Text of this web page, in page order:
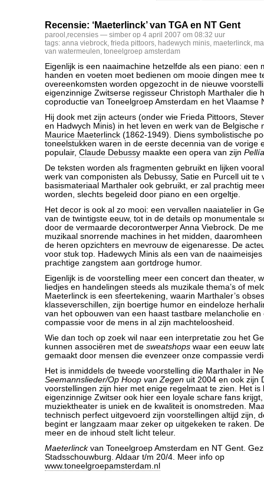
Recensie: ‘Maeterlinck’ van TGA en NT Gent
parool ,recensies — simber op 4 april 2007 om 08:32 uur
tags: anna viebrock, frieda pittoors, hadewych minis, maeterlinck,
van watermeulen, toneelgroep amsterdam
Eigenlijk is een naaimachine hetzelfde als een piano: een
handen en voeten moet bedienen om mooie dingen mee
overeenkomsten worden opgezocht in de nieuwe
eigenzinnige Zwitserse regisseur Christoph Marthaler die
coproductie van Toneelgroep Amsterdam en het Vlaamse
Hij dook met zijn acteurs (onder wie Frieda Pittoors,
en Hadwych Minis) in het leven en werk van de Belgische
Maurice Maeterlinck (1862-1949). Diens symbolistische
toneelstukken waren in de eerste decennia van de vorige
populair, Claude Debussy maakte een opera van zijn
De teksten worden als fragmenten gebruikt en lijken
werk van componisten als Debussy, Satie en Purcell uit te
basismateriaal Marthaler ook gebruikt, er zal prachtig
worden, slechts begeleid door piano en een orgeltje.
Het decor is ook al zo mooi: een vervallen naaiatelier in
van de twintigste eeuw, tot in de details op monumentale
door de vermaarde decorontwerper Anna Viebrock. De
muzikaal snorrende machines in het midden,
de heren opzichters en mevrouw de eigenaresse. De
voor stuk top. Hadewych Minis als een van de
prachtige zangstem aan gortdroge humor.
Eigenlijk is de voorstelling meer een concert dan theater,
liedjes en handelingen steeds als muzikale thema’s of
Maeterlinck is een sfeertekening, waarin Marthaler’s
klasseverschillen, zijn boertige humor en eindeloze
van het opbouwen van een haast tastbare melancholie en
compassie voor de mens in al zijn machteloosheid.
Wie dan toch op zoek wil naar een interpretatie zou het
kunnen associëren met de sweatshops waar een eeuw
gemaakt door mensen die evenzeer onze compassie
Het is inmiddels de tweede voorstelling die Marthaler in
Seemannslieder/Op Hoop van Zegen uit 2004 en ook zijn
voorstellingen zijn hier met enige regelmaat te zien. Het is
eigenzinnige Zwitser ook hier een loyale schare fans
muziektheater is uniek en de kwaliteit is onomstreden.
technisch perfect uitgevoerd zijn voorstellingen altijd zijn,
begint er langzaam maar zeker op uitgekeken te raken.
meer en de inhoud stelt licht teleur.
Maeterlinckvan Toneelgroep Amsterdam en NT Gent.
Stadsschouwburg. Aldaar t/m 20/4. Meer info op
www.toneelgroepamsterdam.nl